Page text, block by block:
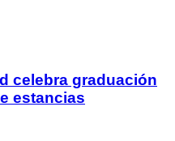
celebra graduación
estancias